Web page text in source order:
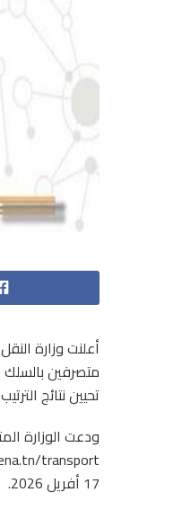
تحيين نتائج
ودعت الوزارة
17 أفريل 2026.